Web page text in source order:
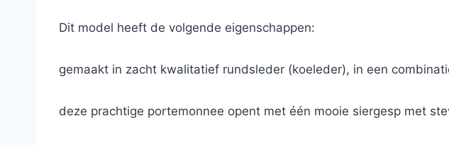
Dit model heeft de volgende eigenschappen:
gemaakt in zacht kwalitatief rundsleder (koeleder), in een
deze prachtige portemonnee opent met één mooie siergesp met